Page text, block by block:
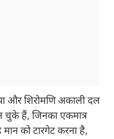
और शिरोमणि अकाली दल
हैं, जिनका एकमात्र
को टारगेट करना है,